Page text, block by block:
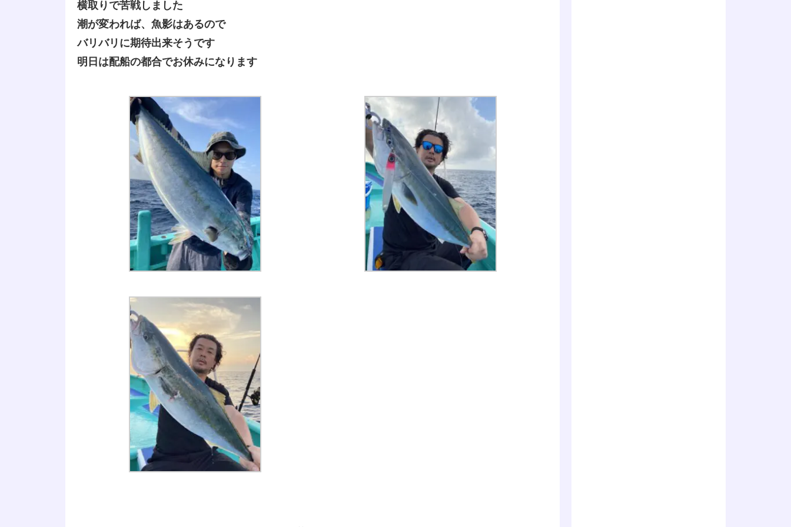
横取りで苦戦しました
潮が変われば、魚影はあるので
バリバリに期待出来そうです
明日は配船の都合でお休みになります